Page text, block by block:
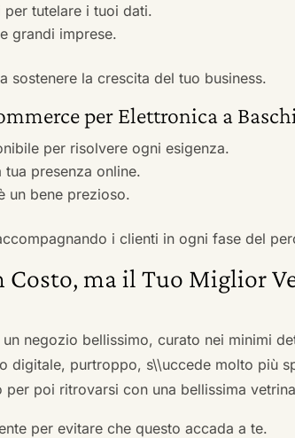
tutelare i tuoi dati.
grandi imprese.
sostenere la crescita del tuo business.
per Elettronica a
per risolvere ogni esigenza.
presenza online.
un bene prezioso.
i clienti in ogni fase del
Costo, ma il Tuo Miglior
negozio bellissimo, curato nei minimi
digitale, purtroppo, s\\uccede molto più
poi ritrovarsi con una bellissima
per evitare che questo accada a te.